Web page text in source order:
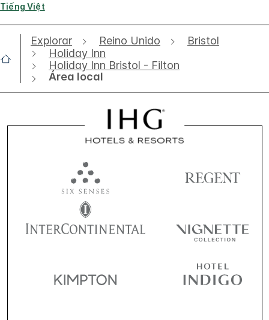
Tiếng Việt
Explorar Reino Unido
Bristol
Holiday Inn
Holiday Inn Bristol - Filton
Área local